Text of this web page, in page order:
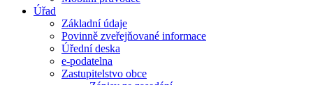
Úřad
Základní údaje
Povinně zveřejňované informace
Úřední deska
e-podatelna
Zastupitelstvo obce